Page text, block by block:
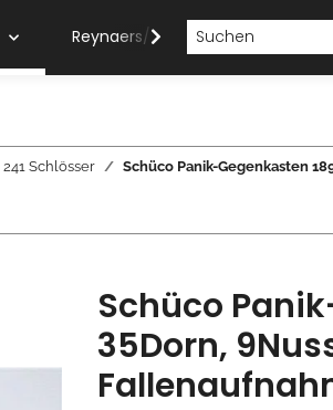
Reynaers/Sobinco Verarbeiter
241 Schlösser Schüco Panik-Gegenkasten
Schüco
35Dorn,